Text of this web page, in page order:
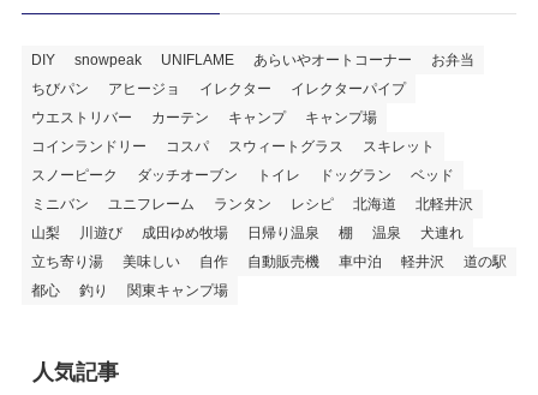
DIY snowpeak UNIFLAME あらいやオートコーナー
お弁当
ちびパン
アヒージョ イレクター
イレクターパイプ
ウエストリバー
カーテン キャンプ
キャンプ場
コインランドリー
コスパ スウィートグラス
スキレット
スノーピーク
ダッチオーブン トイレ ドッグラン
ベッド
ミニバン
ユニフレーム ランタン レシピ 北海道
北軽井沢
山梨
川遊び 成田ゆめ牧場 日帰り温泉 棚 温泉
犬連れ
立ち寄り湯
美味しい 自作 自動販売機 車中泊 軽井沢
道の駅
都心
釣り 関東キャンプ場
人気記事